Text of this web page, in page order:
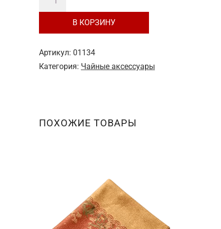
товара
полотенце
"Бамбук"
В КОРЗИНУ
Артикул: 01134
Категория: Чайные аксессуары
ПОХОЖИЕ ТОВАРЫ